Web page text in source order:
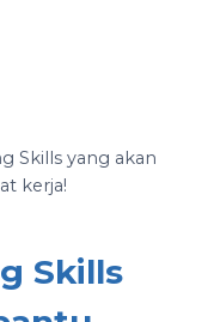
Skills yang akan
kerja!
Skills